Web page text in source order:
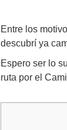
Entre los
descubrí ya
Espero ser lo
ruta por el